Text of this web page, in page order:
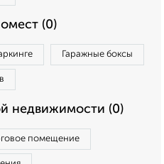
(0)
Гаражные боксы
недвижимости (0)
помещение